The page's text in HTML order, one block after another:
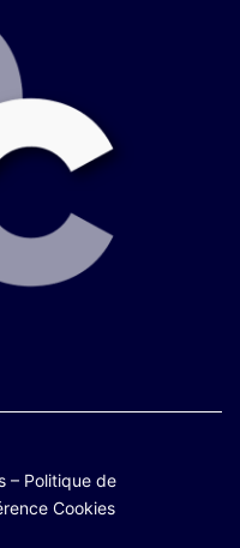
– Politique de
Cookies